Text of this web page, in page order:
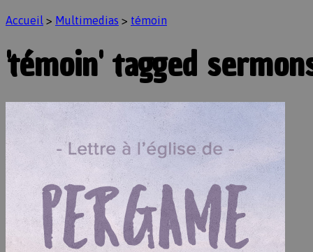
Accueil > Multimedias > témoin
'témoin' tagged